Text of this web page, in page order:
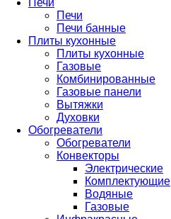
Печи
Печи
Печи банные
Плиты кухонные
Плиты кухонные
Газовые
Комбинированные
Газовые панели
Вытяжки
Духовки
Обогреватели
Обогреватели
Конвекторы
Электрические
Комплектующие
Водяные
Газовые